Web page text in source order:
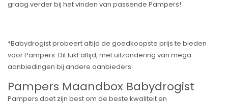
graag verder bij het vinden van passende Pampers!
*Babydrogist probeert altijd de goedkoopste prijs te bieden
voor Pampers. Dit lukt altijd, met uitzondering van mega
aanbiedingen bij andere aanbieders.
Pampers Maandbox Babydrogist
Pampers doet zijn best om de beste kwaliteit en